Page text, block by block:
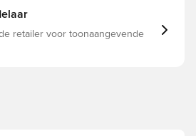
Transfergebreid jacquard
technologie 3-Stripes met
Opgestreken
retailer voor toonaangevende